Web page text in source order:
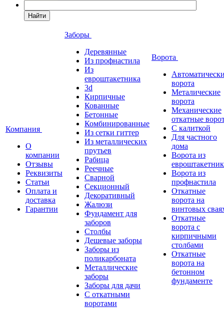
Найти
Компания
О
компании
Отзывы
Реквизиты
Статьи
Оплата и
доставка
Гарантии
Заборы
Деревянные
Из профнастила
Из
евроштакетника
3d
Кирпичные
Кованные
Бетонные
Комбинированные
Из сетки гиттер
Из металлических
прутьев
Рабица
Реечные
Сварной
Секционный
Декоративный
Жалюзи
Фундамент для
заборов
Столбы
Дешевые заборы
Заборы из
поликарбоната
Металлические
заборы
Заборы для дачи
С откатными
воротами
Ворота
ворота
Металические
ворота
Механические
откатные
С калиткой
Для частного
дома
Ворота из
Ворота из
профнастила
Откатные
ворота на
винтовых
Откатные
ворота с
кирпичными
столбами
Откатные
ворота на
бетонном
фундаменте